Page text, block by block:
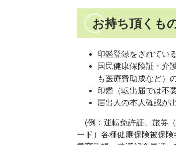
お持ち頂くも
印鑑登録をされてい
国民健康保険証・介
も医療費助成など）
印鑑（転出届では不
届出人の本人確認が
(例：運転免許証、旅券
ード）各種健康保険被保